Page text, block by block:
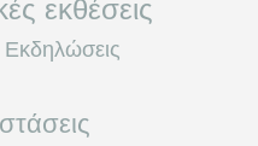
εκθέσεις
Εκδηλώσεις